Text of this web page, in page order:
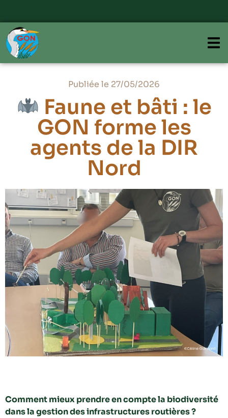
Publiée le 27/05/2026
Faune et bâti : le
GON forme les
agents de la DIR
Nord
Comment mieux prendre en compte la biodiversité
dans la gestion des infrastructures routières ?